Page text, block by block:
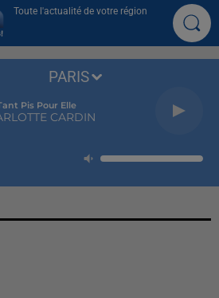
Toute l'actualité de votre région
Pis Pour Elle
CARDIN
PARIS